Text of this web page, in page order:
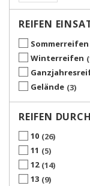
REIFEN
Sommerreifen
Winterreifen
Gelände 3
REIFEN
10 26
11
5
12 14
13 9